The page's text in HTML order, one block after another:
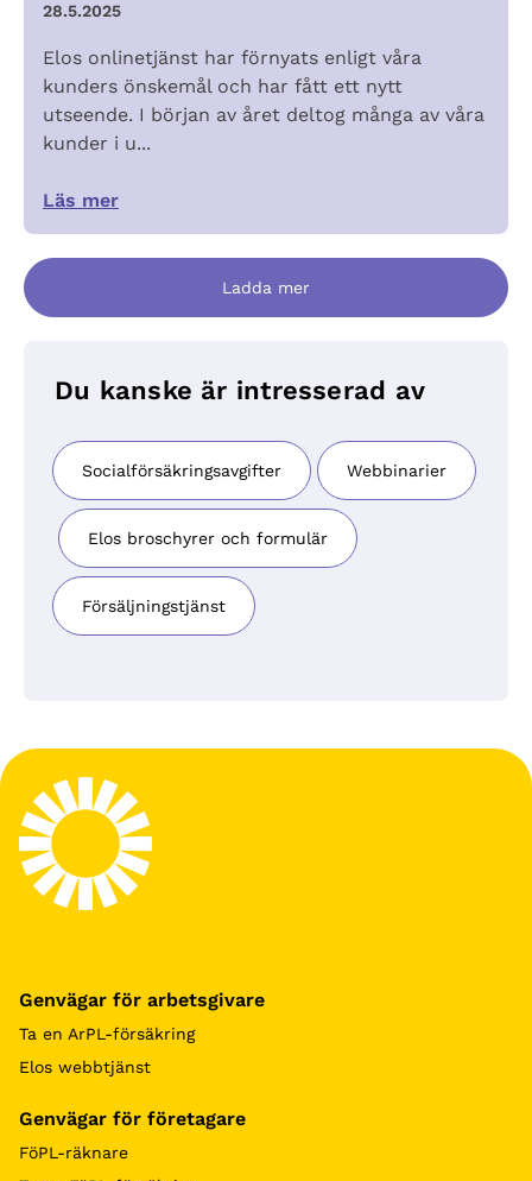
28.5.2025
Elos onlinetjänst har förnyats enligt våra
kunders önskemål och har fått ett nytt
utseende. I början av året deltog många av våra
kunder i u...
Läs mer
Ladda mer
Du kanske är intresserad av
Socialförsäkringsavgifter Webbinarier
Elos broschyrer och formulär
Försäljningstjänst
Genvägar för arbetsgivare
Ta en ArPL-försäkring
Elos webbtjänst
Genvägar för företagare
FöPL-räknare